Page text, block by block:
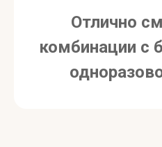
Отлично
комбинации с